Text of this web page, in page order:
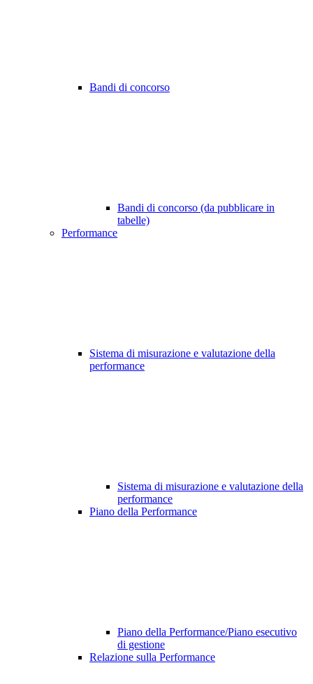
Bandi di concorso
Bandi di concorso (da pubblicare in
tabelle)
Performance
Sistema di misurazione e valutazione della
performance
Sistema di misurazione e valutazione della
performance
Piano della Performance
Piano della Performance/Piano esecutivo
di gestione
Relazione sulla Performance